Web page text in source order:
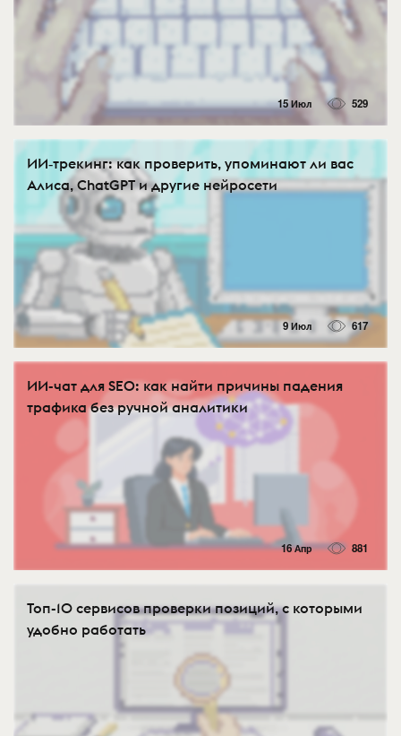
15 Июл 529
ИИ‑трекинг: как проверить, упоминают ли вас
Алиса, ChatGPT и другие нейросети
9 Июл 617
ИИ-чат для SEO: как найти причины падения
трафика без ручной аналитики
16 Апр 881
Топ-10 сервисов проверки позиций, с которыми
удобно работать